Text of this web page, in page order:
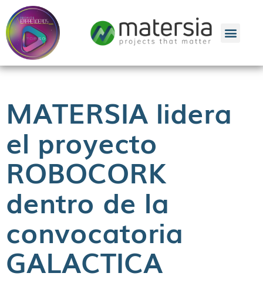
MATERSIA lidera
el proyecto
ROBOCORK
dentro de la
convocatoria
GALACTICA